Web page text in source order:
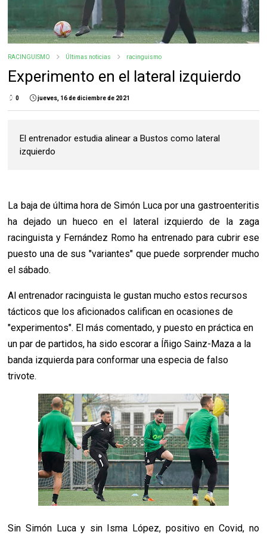
RACINGUISMO Últimas noticias racinguismo
Experimento en el lateral izquierdo
0 jueves, 16 de diciembre de 2021
El entrenador estudia alinear a Bustos como lateral
izquierdo
La baja de última hora de Simón Luca por una gastroenteritis
ha dejado un hueco en el lateral izquierdo de la zaga
racinguista y Fernández Romo ha entrenado para cubrir ese
puesto una de sus "variantes" que puede sorprender mucho
el sábado.
Al entrenador racinguista le gustan mucho estos recursos
tácticos que los aficionados califican en ocasiones de
"experimentos". El más comentado, y puesto en práctica en
un par de partidos, ha sido escorar a Íñigo Sainz-Maza a la
banda izquierda para conformar una especia de falso
trivote.
Sin Simón Luca y sin Isma López, positivo en Covid, no